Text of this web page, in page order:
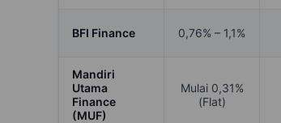
BFI Finance 0,76% – 1,1%
Mandiri
Utama
Finance
(MUF)
Mulai 0,31%
(Flat)